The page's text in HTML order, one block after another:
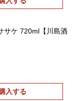
サケ 720ml【川島酒
入する